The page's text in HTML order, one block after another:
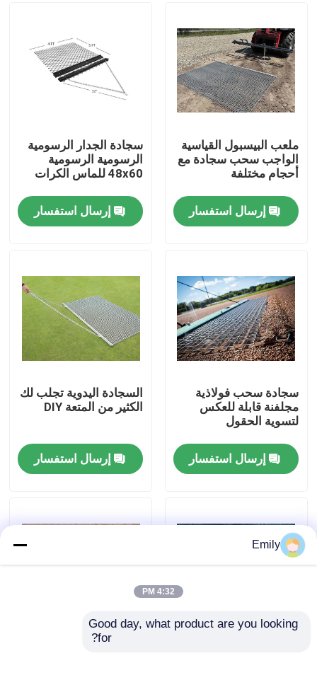
المنتجات
حولنا
جولة في المصنع
مراقبة الجودة
أخبار
توسيع شبكة الأسلاك المعدنية
ملعب البيسبول القياسية
الواجب سحب سجادة مع
أحجام مختلفة
إرسال استفسار
سجادة الجدار الرسومية
الرسومية الرسومية
48x60 للماس الكرات
إرسال استفسار
سجادة سحب فولاذية
مجلفنة قابلة للعكس
لتسوية الحقول
إرسال استفسار
السجادة اليدوية تجلب لك
الكثير من المتعة DIY
إرسال استفسار
السجادة الصلبية القياسية
Emily
4:32 PM
Good day, what product are you looking
for?